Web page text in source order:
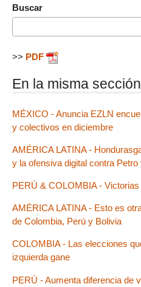
Buscar
>> PDF
En la misma sección
MÉXICO - Anuncia EZLN
y colectivos en diciembre
AMÉRICA LATINA -
y la ofensiva digital contra Petro
PERÚ & COLOMBIA -
AMÉRICA LATINA - Esto es
de Colombia, Perú y Bolivia
COLOMBIA - Las elecciones
izquierda gane
PERÚ - Aumenta diferencia de